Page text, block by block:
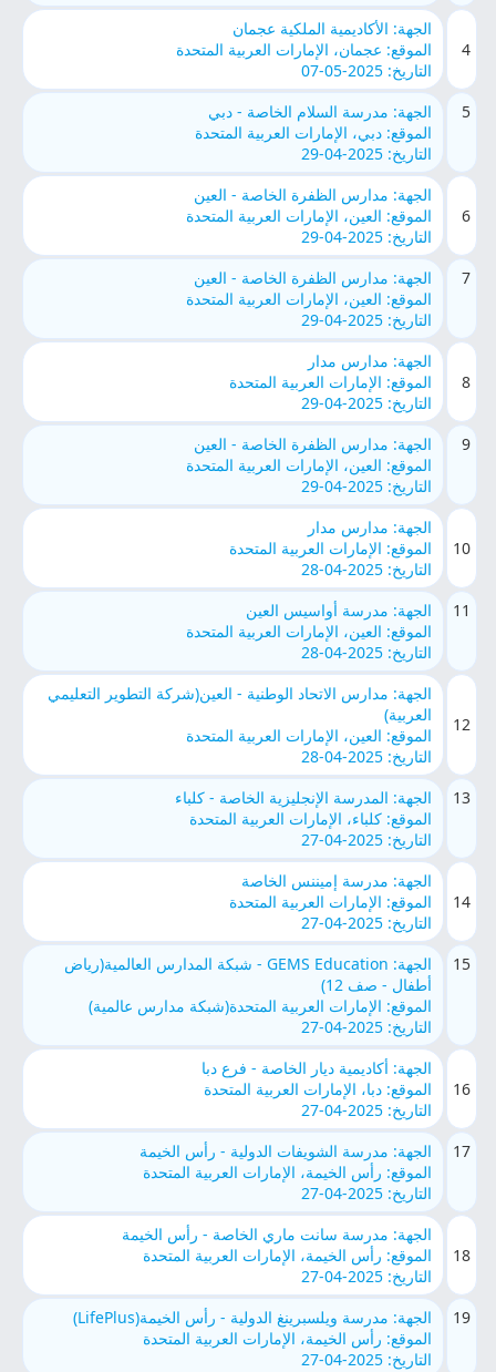
4
الجهة: الأكاديمية الملكية عجمان
الموقع: عجمان، الإمارات العربية المتحدة
التاريخ: 2025-05-07
5
الجهة: مدرسة السلام الخاصة - دبي
الموقع: دبي، الإمارات العربية المتحدة
التاريخ: 2025-04-29
6
الجهة: مدارس الظفرة الخاصة - العين
الموقع: العين، الإمارات العربية المتحدة
التاريخ: 2025-04-29
7
الجهة: مدارس الظفرة الخاصة - العين
الموقع: العين، الإمارات العربية المتحدة
التاريخ: 2025-04-29
8
الجهة: مدارس مدار
الموقع: الإمارات العربية المتحدة
التاريخ: 2025-04-29
9
الجهة: مدارس الظفرة الخاصة - العين
الموقع: العين، الإمارات العربية المتحدة
التاريخ: 2025-04-29
10
الجهة: مدارس مدار
الموقع: الإمارات العربية المتحدة
التاريخ: 2025-04-28
11
الجهة: مدرسة أواسيس العين
الموقع: العين، الإمارات العربية المتحدة
التاريخ: 2025-04-28
12
الجهة: مدارس الاتحاد الوطنية - العين(شركة التطوير التعليمي
العربية)
الموقع: العين، الإمارات العربية المتحدة
التاريخ: 2025-04-28
13
الجهة: المدرسة الإنجليزية الخاصة - كلباء
الموقع: كلباء، الإمارات العربية المتحدة
التاريخ: 2025-04-27
14
الجهة: مدرسة إميننس الخاصة
الموقع: الإمارات العربية المتحدة
التاريخ: 2025-04-27
15
الجهة: GEMS Education - شبكة المدارس العالمية(رياض
أطفال - صف 12)
الموقع: الإمارات العربية المتحدة(شبكة مدارس عالمية)
التاريخ: 2025-04-27
16
الجهة: أكاديمية ديار الخاصة - فرع دبا
الموقع: دبا، الإمارات العربية المتحدة
التاريخ: 2025-04-27
17
الجهة: مدرسة الشويفات الدولية - رأس الخيمة
الموقع: رأس الخيمة، الإمارات العربية المتحدة
التاريخ: 2025-04-27
18
الجهة: مدرسة سانت ماري الخاصة - رأس الخيمة
الموقع: رأس الخيمة، الإمارات العربية المتحدة
التاريخ: 2025-04-27
19
الجهة: مدرسة ويلسبرينغ الدولية - رأس الخيمة(LifePlus)
الموقع: رأس الخيمة، الإمارات العربية المتحدة
التاريخ: 2025-04-27